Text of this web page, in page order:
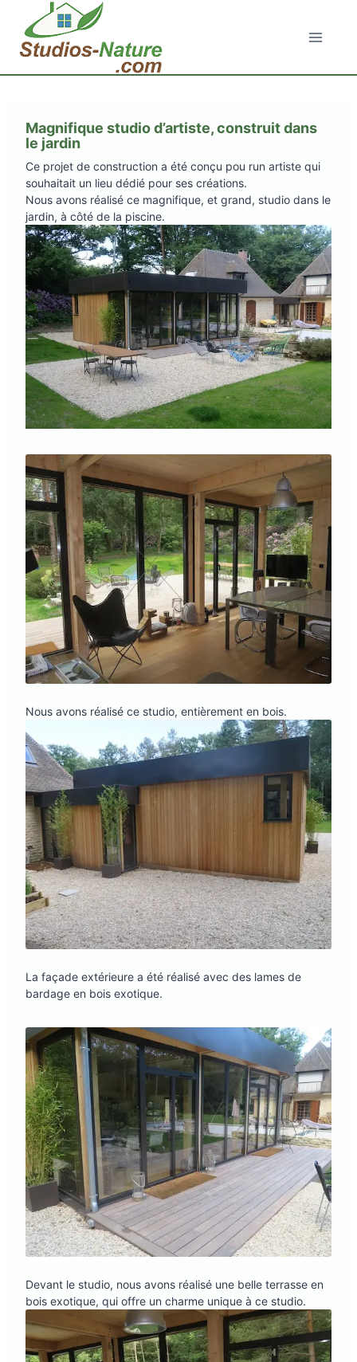
contenu
Magnifique studio d’artiste, construit dans
le jardin
Ce projet de construction a été conçu pou run artiste qui
souhaitait un lieu dédié pour ses créations.
Nous avons réalisé ce magnifique, et grand, studio dans le
jardin, à côté de la piscine.
Nous avons réalisé ce studio, entièrement en bois.
La façade extérieure a été réalisé avec des lames de
bardage en bois exotique.
Devant le studio, nous avons réalisé une belle terrasse en
bois exotique, qui offre un charme unique à ce studio.